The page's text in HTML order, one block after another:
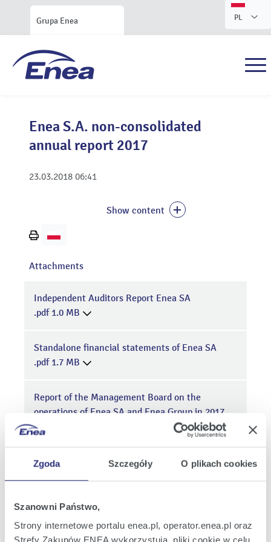
Zgoda Szczegóły O plikach cookies
Szanowni Państwo,
Strony internetowe portalu enea.pl, operator.enea.pl oraz
Strefy Zakupów ENEA wykorzystują pliki cookie w celu
Grupa Enea PL
Enea S.A. non-consolidated
annual report 2017
23.03.2018 06:41
Show content
Attachments
Independent Auditors Report Enea SA
.pdf 1.0 MB
Standalone financial statements of Enea SA
.pdf 1.7 MB
Report of the Management Board on the
operations of Enea SA and Enea Group in 2017
.pdf 6.5 MB
Statements of the Management Board